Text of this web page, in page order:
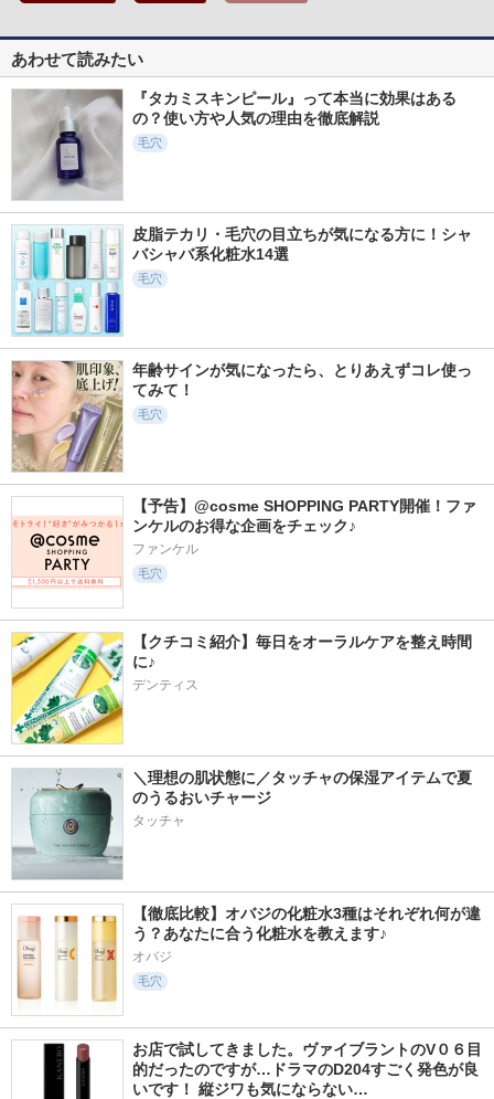
あわせて読みたい
『タカミスキンピール』って本当に効果はある
の？使い方や人気の理由を徹底解説
毛穴
皮脂テカリ・毛穴の目立ちが気になる方に！シャ
バシャバ系化粧水14選
毛穴
年齢サインが気になったら、とりあえずコレ使っ
てみて！
毛穴
【予告】@cosme SHOPPING PARTY開催！ファ
ンケルのお得な企画をチェック♪
ファンケル
毛穴
【クチコミ紹介】毎日をオーラルケアを整え時間
に♪
デンティス
＼理想の肌状態に／タッチャの保湿アイテムで夏
のうるおいチャージ
タッチャ
【徹底比較】オバジの化粧水3種はそれぞれ何が違
う？あなたに合う化粧水を教えます♪
オバジ
毛穴
お店で試してきました。ヴァイブラントのV０６目
的だったのですが…ドラマのD204すごく発色が良
いです！ 縦ジワも気にならない…